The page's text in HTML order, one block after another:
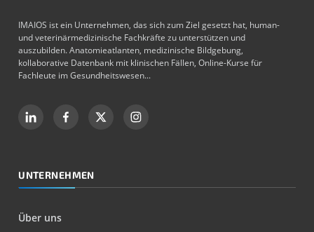
IMAIOS ist ein Unternehmen, das sich zum Ziel gesetzt hat, human-
und veterinärmedizinische Fachkräfte zu unterstützen und
auszubilden. Anatomieatlanten, medizinische Bildgebung,
kollaborative Datenbank mit klinischen Fällen, Online-Kurse für
Fachleute im Gesundheitswesen...
UNTERNEHMEN
Über uns